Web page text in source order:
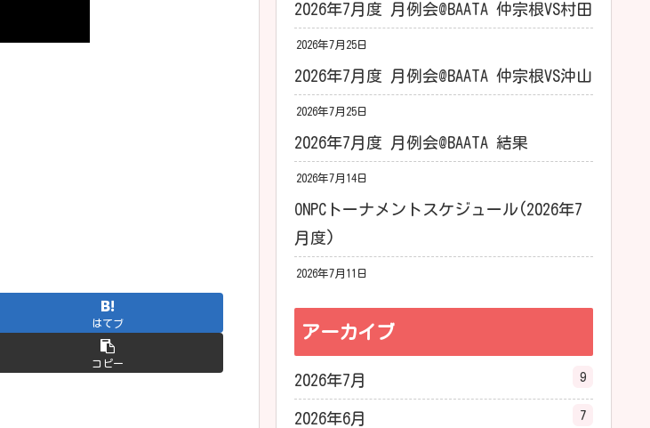
はてブ
コピー
2026年7月度 月例会@BAATA 仲宗根VS村田
2026年7月25日
2026年7月度 月例会@BAATA 仲宗根VS沖山
2026年7月25日
2026年7月度 月例会@BAATA 結果
2026年7月14日
ONPCトーナメントスケジュール(2026年7
月度)
2026年7月11日
アーカイブ
2026年7月 9
2026年6月 7